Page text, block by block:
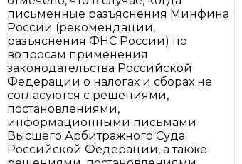
письменные разъяснения Минфина
России (рекомендации,
разъяснения ФНС России) по
вопросам применения
законодательства Российской
Федерации о налогах и сборах не
согласуются с решениями,
постановлениями,
информационными письмами
Высшего Арбитражного Суда
Российской Федерации, а также